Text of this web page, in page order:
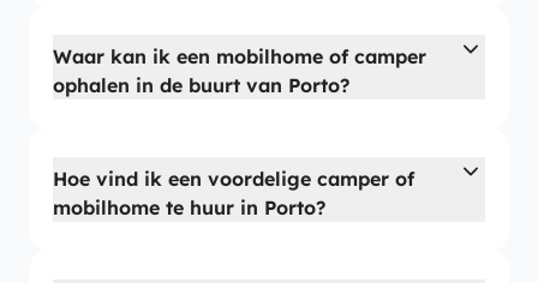
Waar kan ik een mobilhome of camper
ophalen in de buurt van Porto?
Hoe vind ik een voordelige camper of
mobilhome te huur in Porto?